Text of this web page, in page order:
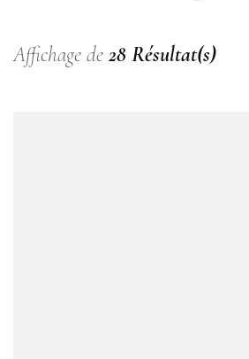
Affichage de 28 Résultat(s)